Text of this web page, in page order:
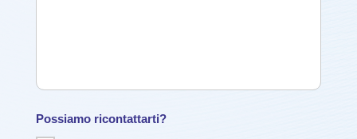
Possiamo ricontattarti?